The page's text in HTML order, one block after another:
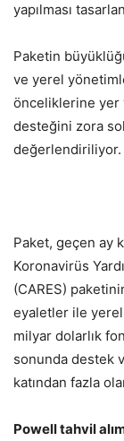
yapılması
Paketin
ve yerel
önceliklerine yer
desteğini zora
değerlendiriliyor.
Paket, geçen ay
Koronavirüs
(CARES)
eyaletler ile
milyar dolarlık
sonunda destek
katından fazla
Powell tahvil